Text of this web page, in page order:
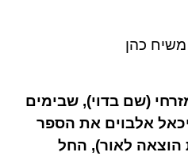
משיח כהן
(שם בדוי), שבימים
אלבוים את הספר
לאור), החל